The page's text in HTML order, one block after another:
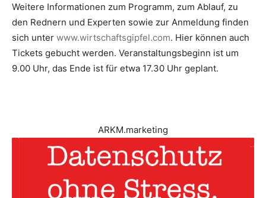
Weitere Informationen zum Programm, zum Ablauf, zu
den Rednern und Experten sowie zur Anmeldung finden
sich unter www.wirtschaftsgipfel.com. Hier können auch
Tickets gebucht werden. Veranstaltungsbeginn ist um
9.00 Uhr, das Ende ist für etwa 17.30 Uhr geplant.
ARKM.marketing